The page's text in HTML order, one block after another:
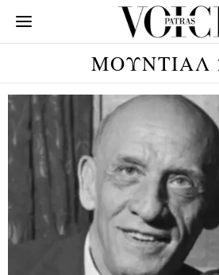
ΜΟΥΝΤΙΑΛ